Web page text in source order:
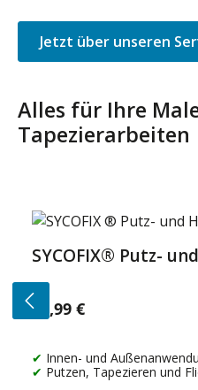
Jetzt über unseren
Alles für Ihre
Tapezierarbeiten
Produktgalerie
SYCOFIX® Putz-
Regulärer Preis:
14,99 €
Innen- und
Putzen, Tapezieren und